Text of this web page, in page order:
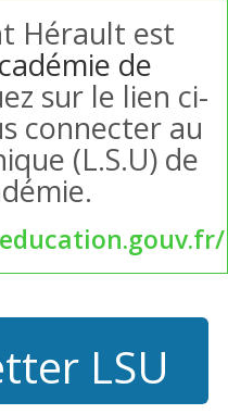
Hérault est
de
sur le lien ci-
connecter au
(L.S.U) de
LSU